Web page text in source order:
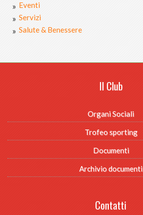
Eventi
Servizi
Salute & Benessere
Il Club
Organi Sociali
Trofeo sporting
Documenti
Archivio documenti
Contatti